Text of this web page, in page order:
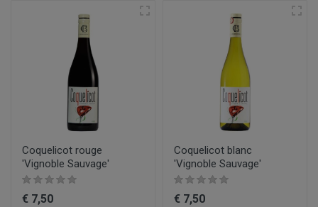
Coquelicot rouge
'Vignoble Sauvage'
€ 7,50
Coquelicot blanc
'Vignoble Sauvage'
€ 7,50